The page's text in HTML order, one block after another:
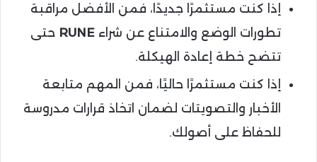
إذا كنت مستثمرًا جديدًا، فمن الأفضل مراقبة
تطورات الوضع والامتناع عن شراء RUNE حتى
تتضح خطة إعادة الهيكلة.
إذا كنت مستثمرًا حاليًا، فمن المهم متابعة
الأخبار والتصويتات لضمان اتخاذ قرارات مدروسة
للحفاظ على أصولك.